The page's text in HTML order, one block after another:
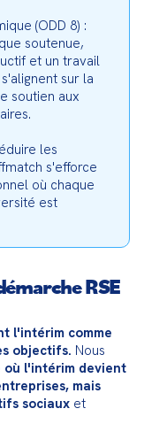
(ODD 8) :
soutenue,
et un travail
sur la
soutien aux
les
s'efforce
où chaque
est
RSE
l'intérim comme
objectifs. Nous
où l'intérim devient
mais
sociaux et